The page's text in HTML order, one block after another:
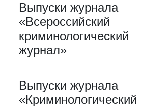
Выпуски журнала
«Всероссийский
криминологический
журнал»
Выпуски журнала
«Криминологический